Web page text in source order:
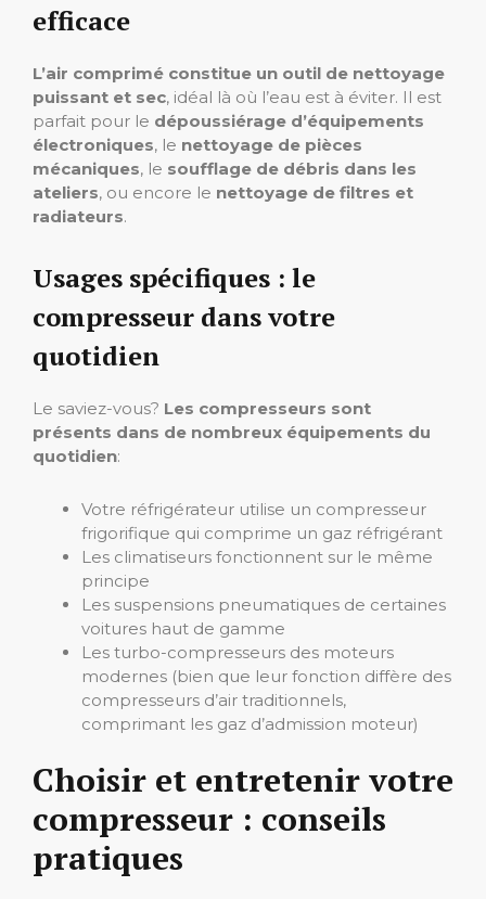
efficace
L’air comprimé constitue un outil de nettoyage
puissant et sec, idéal là où l’eau est à éviter. Il est
parfait pour le dépoussiérage d’équipements
électroniques, le nettoyage de pièces
mécaniques, le soufflage de débris dans les
ateliers, ou encore le nettoyage de filtres et
radiateurs.
Usages spécifiques : le
compresseur dans votre
quotidien
Le saviez-vous? Les compresseurs sont
présents dans de nombreux équipements du
quotidien:
Votre réfrigérateur utilise un compresseur
frigorifique qui comprime un gaz réfrigérant
Les climatiseurs fonctionnent sur le même
principe
Les suspensions pneumatiques de certaines
voitures haut de gamme
Les turbo-compresseurs des moteurs
modernes (bien que leur fonction diffère des
compresseurs d’air traditionnels,
comprimant les gaz d’admission moteur)
Choisir et entretenir votre
compresseur : conseils
pratiques